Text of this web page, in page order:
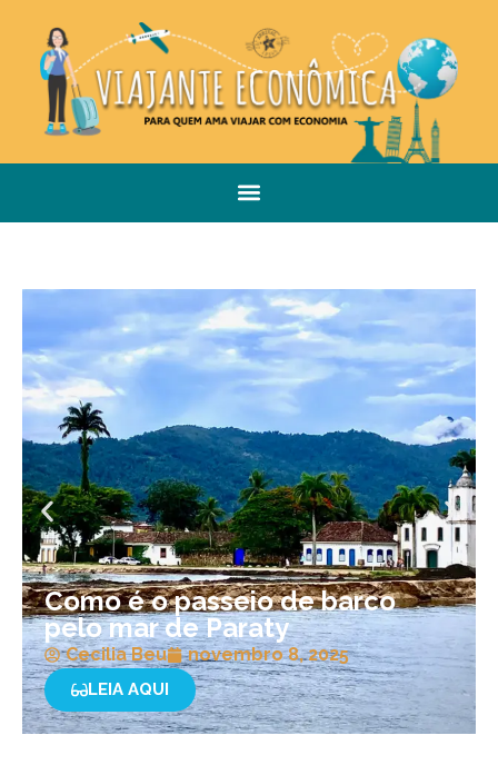
Como é o passeio de barco
pelo mar de Paraty
Cecilia Beu novembro 8, 2025
LEIA AQUI